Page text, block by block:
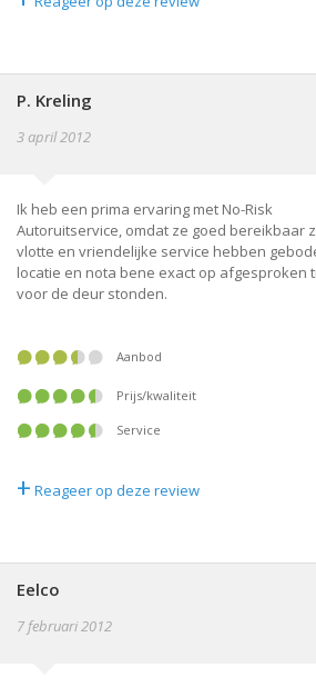
P. Kreling
3 april 2012
Ik heb een prima ervaring met No-Risk
Autoruitservice, omdat ze goed bereikbaar
vlotte en vriendelijke service hebben
locatie en nota bene exact op afgesproken
voor de deur stonden.
Aanbod
Prijs/kwaliteit
Service
+ Reageer op deze review
Eelco
7 februari 2012